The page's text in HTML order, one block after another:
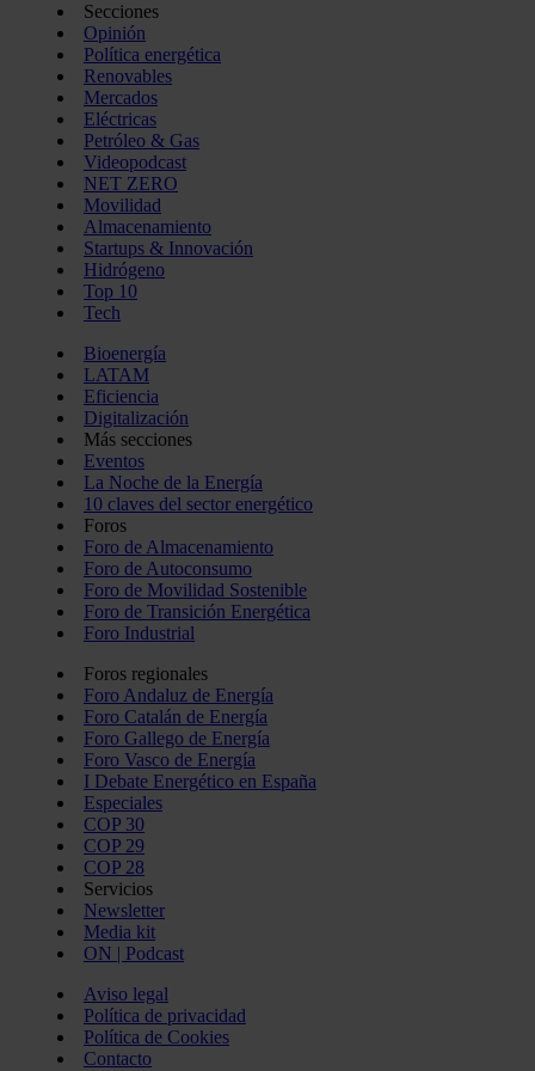
Secciones
Opinión
Política energética
Renovables
Mercados
Eléctricas
Petróleo & Gas
Videopodcast
NET ZERO
Movilidad
Almacenamiento
Startups & Innovación
Hidrógeno
Top 10
Tech
Bioenergía
LATAM
Eficiencia
Digitalización
Más secciones
Eventos
La Noche de la Energía
10 claves del sector energético
Foros
Foro de Almacenamiento
Foro de Autoconsumo
Foro de Movilidad Sostenible
Foro de Transición Energética
Foro Industrial
Foros regionales
Foro Andaluz de Energía
Foro Catalán de Energía
Foro Gallego de Energía
Foro Vasco de Energía
I Debate Energético en España
Especiales
COP 30
COP 29
COP 28
Servicios
Newsletter
Media kit
ON | Podcast
Aviso legal
Política de privacidad
Política de Cookies
Contacto